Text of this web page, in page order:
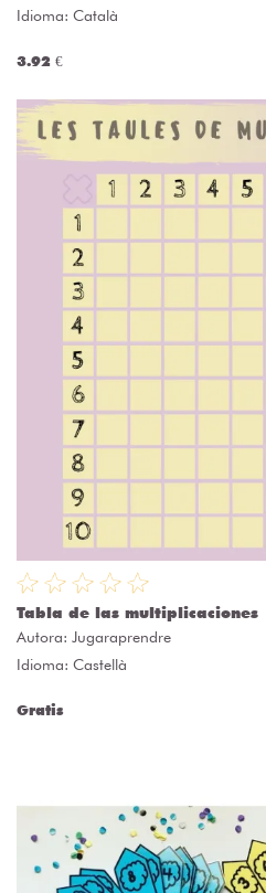
Idioma: Català
3.92 €
Tabla de las multiplicaciones
Autora: Jugaraprendre
Idioma: Castellà
Gratis